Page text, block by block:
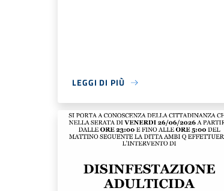
LEGGI DI PIÙ